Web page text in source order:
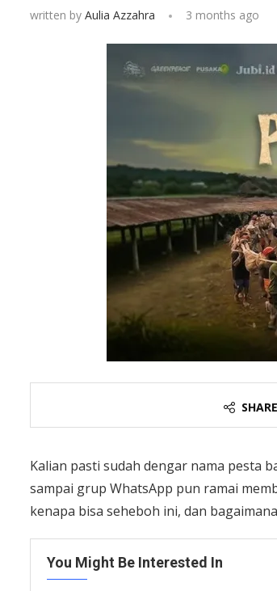
written by Aulia Azzahra 3 months ago
SHARE
Kalian pasti sudah dengar nama pesta
sampai grup WhatsApp pun ramai
kenapa bisa seheboh ini, dan
You Might Be Interested In